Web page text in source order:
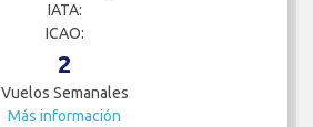
IATA:
ICAO:
2
Vuelos Semanales
Más información